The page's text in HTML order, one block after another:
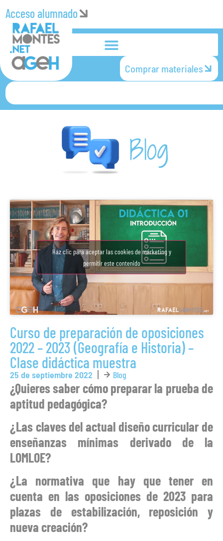
Acceso alumnado
Comprar materiales
Blog
Haz clic para aceptar las cookies de márketing y
permitir este contenido
Curso de preparación de oposiciones
2022 – 2023 (Geografía e Historia) –
Clase didáctica muestra
25 de septiembre 2022 Blog
¿Quieres saber cómo preparar la prueba de
aptitud pedagógica?
¿Las claves del actual diseño curricular de
enseñanzas mínimas derivado de la
LOMLOE?
¿La normativa que hay que tener en
cuenta en las oposiciones de 2023 para
plazas de estabilización, reposición y
nueva creación?